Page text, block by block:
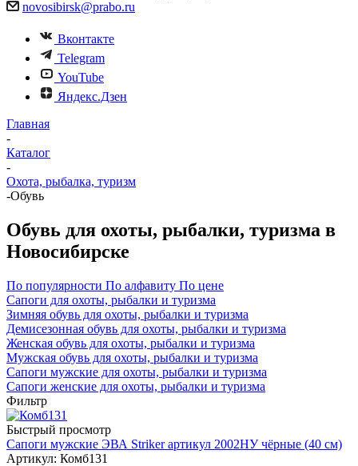
novosibirsk@prabo.ru
Вконтакте
Telegram
YouTube
Яндекс.Дзен
Главная
-
Каталог
-
Охота, рыбалка, туризм
-Обувь
Обувь для охоты, рыбалки, туризма в
Новосибирске
По популярности По алфавиту По цене
Сапоги для охоты, рыбалки и туризма
Зимняя обувь для охоты, рыбалки и туризма
Демисезонная обувь для охоты, рыбалки и туризма
Женская обувь для охоты, рыбалки и туризма
Мужская обувь для охоты, рыбалки и туризма
Сапоги мужские для охоты, рыбалки и туризма
Сапоги женские для охоты, рыбалки и туризма
Фильтр
Быстрый просмотр
Сапоги мужские ЭВА Striker артикул 2002НУ чёрные (40 см)
Артикул: Комб131